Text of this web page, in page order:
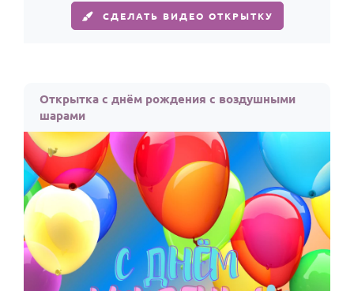
СДЕЛАТЬ ВИДЕО ОТКРЫТКУ
Открытка с днём рождения с воздушными
шарами